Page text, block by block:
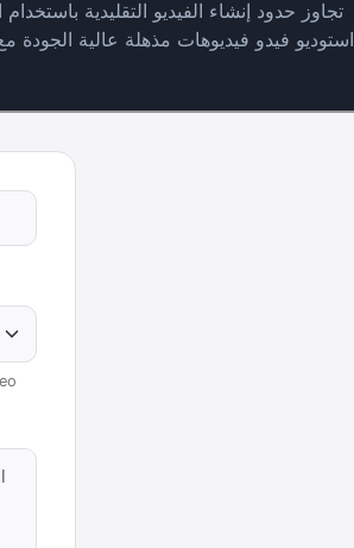
تجاوز حدود إنشاء الفيديو التقليدية
استوديو فيدو فيديوهات مذهلة عالية